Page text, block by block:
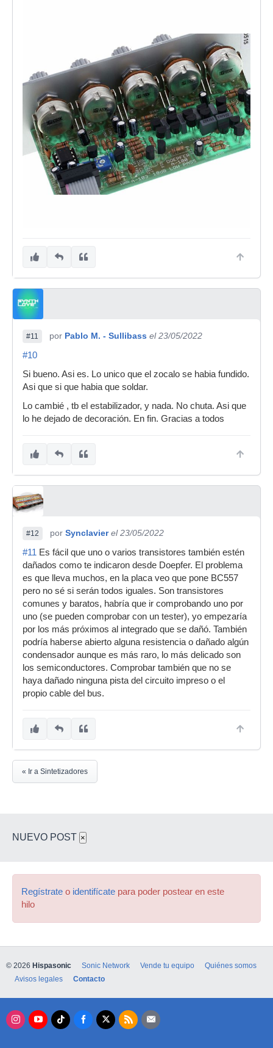
#11 por Pablo M. - Sullibass el 23/05/2022
#10
Si bueno. Asi es. Lo unico que el zocalo se habia fundido.
Asi que si que habia que soldar.
Lo cambié , tb el estabilizador, y nada. No chuta. Asi que
lo he dejado de decoración. En fin. Gracias a todos
#12 por Synclavier el 23/05/2022
#11 Es fácil que uno o varios transistores también estén
dañados como te indicaron desde Doepfer. El problema
es que lleva muchos, en la placa veo que pone BC557
pero no sé si serán todos iguales. Son transistores
comunes y baratos, habría que ir comprobando uno por
uno (se pueden comprobar con un tester), yo empezaría
por los más próximos al integrado que se dañó. También
podría haberse abierto alguna resistencia o dañado algún
condensador aunque es más raro, lo más delicado son
los semiconductores. Comprobar también que no se
haya dañado ninguna pista del circuito impreso o el
propio cable del bus.
« Ir a Sintetizadores
NUEVO POST ×
Regístrate o identifícate para poder postear en este
hilo
© 2026 Hispasonic Sonic Network Vende tu equipo
Quiénes somos
Avisos legales
Contacto